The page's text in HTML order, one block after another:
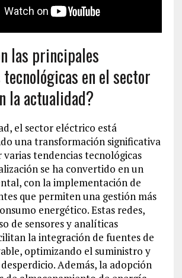
las principales
en el sector
la actualidad?
el sector eléctrico está
una transformación significativa
tendencias tecnológicas
se ha convertido en un
con la implementación de
que permiten una gestión más
energético. Estas redes,
de sensores y analíticas
la integración de fuentes de
optimizando el suministro y
Además, la adopción